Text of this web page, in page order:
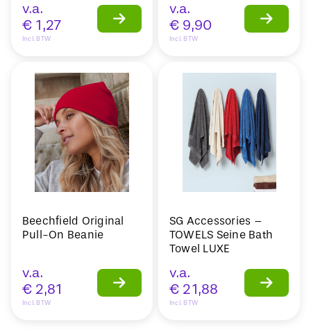
v.a.
€ 1,27
Incl. BTW
v.a.
€ 9,90
Incl. BTW
Beechfield Original
Pull-On Beanie
v.a.
€ 2,81
Incl. BTW
SG Accessories –
TOWELS Seine Bath
Towel LUXE
v.a.
€ 21,88
Incl. BTW